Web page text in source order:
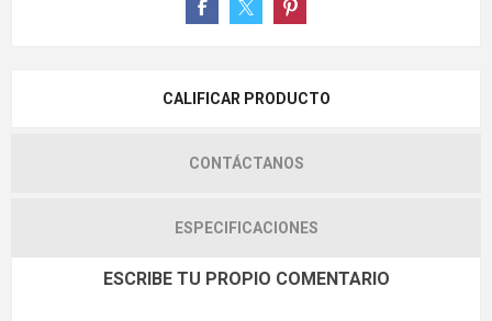
CALIFICAR PRODUCTO
CONTÁCTANOS
ESPECIFICACIONES
ESCRIBE TU PROPIO COMENTARIO